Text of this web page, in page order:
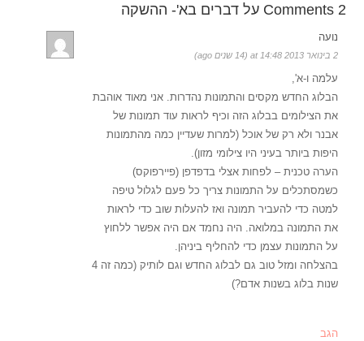
2 Comments על דברים בא'- ההשקה
נועה
2 בינואר 2013 at 14:48 (14 שנים ago)
עלמה ו-א',
הבלוג החדש מקסים והתמונות נהדרות. אני מאוד אוהבת
את הצילומים בבלוג הזה וכיף לראות עוד תמונות של
אבנר ולא רק של אוכל (למרות שעדיין כמה מהתמונות
היפות ביותר בעיני היו צילומי מזון).
הערה טכנית – לפחות אצלי בדפדפן (פיירפוקס)
כשמסתכלים על התמונות צריך כל פעם לגלול טיפה
למטה כדי להעביר תמונה ואז להעלות שוב כדי לראות
את התמונה במלואה. היה נחמד אם היה אפשר ללחוץ
על התמונות עצמן כדי להחליף ביניהן.
בהצלחה ומזל טוב גם לבלוג החדש וגם לותיק (כמה זה 4
שנות בלוג בשנות אדם?)
הגב